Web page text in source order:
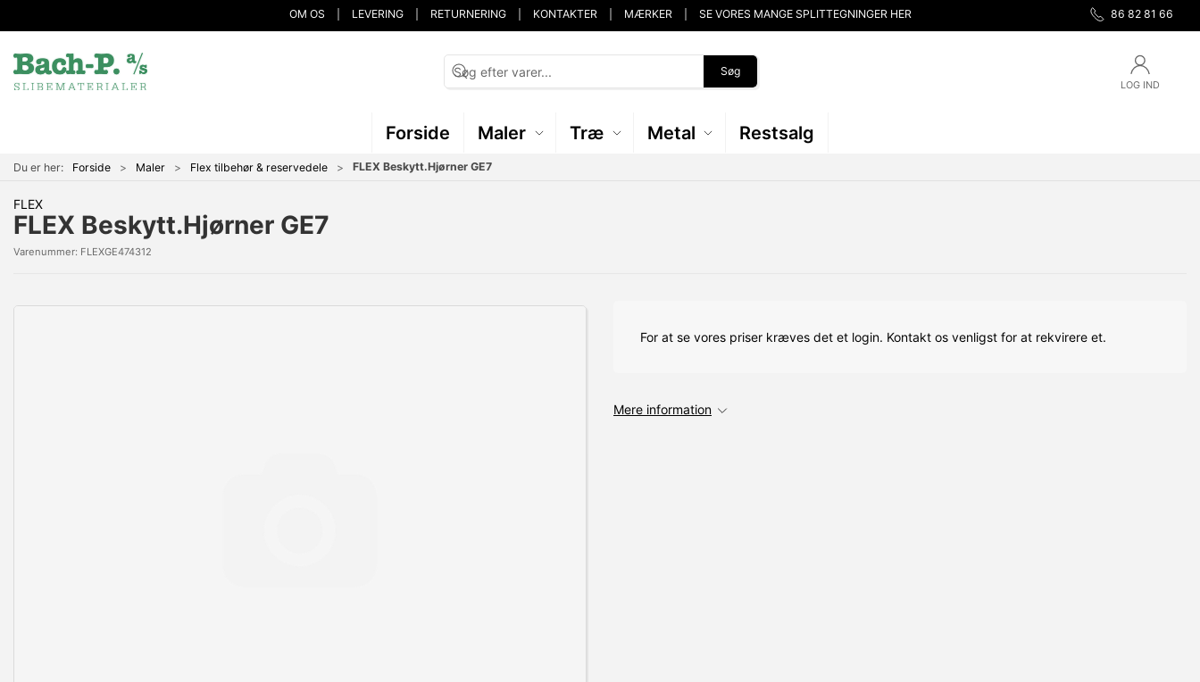
OM OS LEVERING RETURNERING KONTAKTER MÆRKER SE VORES MANGE SPLITTEGNINGER HER 86 82 81 66
Søg
LOG IND
Forside Maler Træ Metal Restsalg
Du er her: Forside Maler Flex tilbehør & reservedele FLEX Beskytt.Hjørner GE7
FLEX
FLEX Beskytt.Hjørner GE7
Varenummer: FLEXGE474312
For at se vores priser kræves det et login. Kontakt os venligst for at rekvirere et.
Mere information